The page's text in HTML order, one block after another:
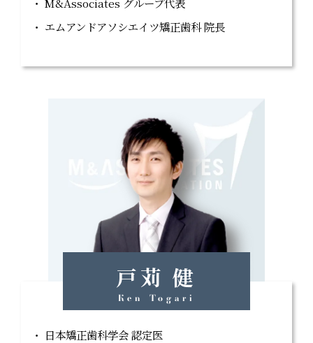
エムアンドアソシエイツ矯正歯科 院長
戸苅 健
Ken Togari
日本矯正歯科学会 認定医